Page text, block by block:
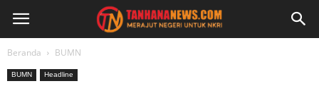
Beranda BUMN
BUMN Headline